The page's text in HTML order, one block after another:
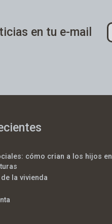
en tu e-mail
cómo crian a los hijos en
la vivienda